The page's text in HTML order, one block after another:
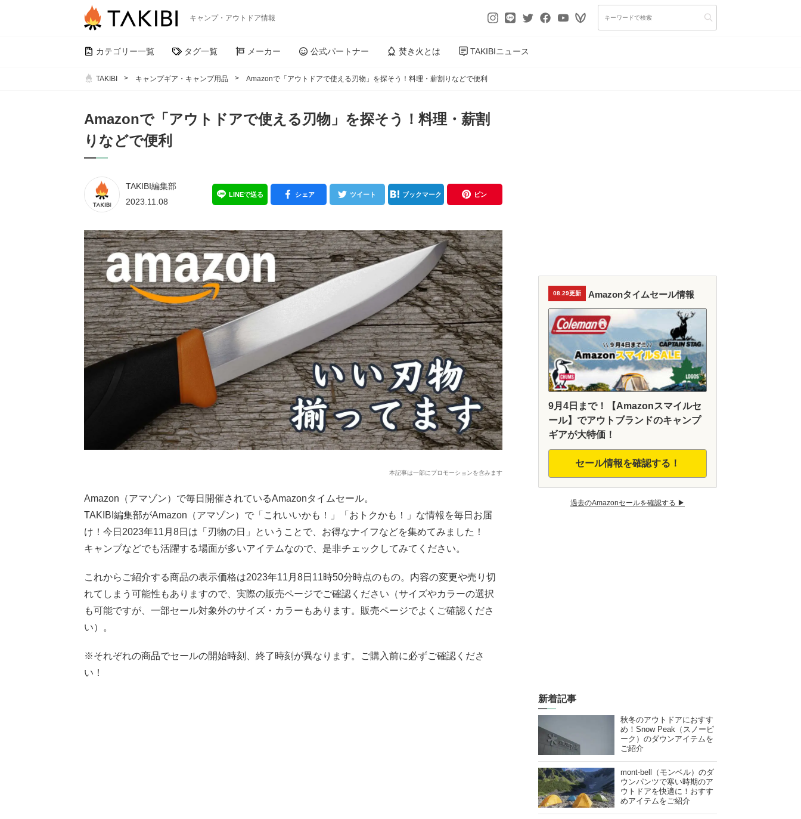
キャンプ・アウトドア情報
カテゴリー一覧 タグ一覧 メーカー 公式パートナー 焚き火とは TAKIBIニュース
TAKIBI キャンプギア・キャンプ用品 Amazonで「アウトドアで使える刃物」を探そう！料理・薪割りなどで便利
Amazonで「アウトドアで使える刃物」を探そう！料理・薪割
りなどで便利
TAKIBI編集部
2023.11.08
LINEで送る シェア ツイート ブックマーク ピン
本記事は一部にプロモーションを含みます
Amazon（アマゾン）で毎日開催されているAmazonタイムセール。
TAKIBI編集部がAmazon（アマゾン）で「これいいかも！」「おトクかも！」な情報を毎日お届
け！今日2023年11月8日は「刃物の日」ということで、お得なナイフなどを集めてみました！
キャンプなどでも活躍する場面が多いアイテムなので、是非チェックしてみてください。
これからご紹介する商品の表示価格は2023年11月8日11時50分時点のもの。内容の変更や売り切
れてしまう可能性もありますので、実際の販売ページでご確認ください（サイズやカラーの選択
も可能ですが、一部セール対象外のサイズ・カラーもあります。販売ページでよくご確認くださ
い）。
※それぞれの商品でセールの開始時刻、終了時刻が異なります。ご購入前に必ずご確認くださ
い！
08.29更新 Amazonタイムセール情報
9月4日まで！【Amazonスマイルセ
ール】でアウトブランドのキャンプ
ギアが大特価！
セール情報を確認する！
過去のAmazonセールを確認する ▶︎
新着記事
秋冬のアウトドアにおすす
め！Snow Peak（スノーピ
ーク）のダウンアイテムを
ご紹介
mont-bell（モンベル）のダ
ウンパンツで寒い時期のア
ウトドアを快適に！おすす
めアイテムをご紹介